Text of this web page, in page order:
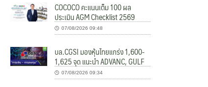
COCOCO คะแนนเต็ม 100 ผล
ประเมิน AGM Checklist 2569
07/08/2026 09:48
บล.CGSI มองหุ้นไทยแกร่ง 1,600-
1,625 จุด แนะนำ ADVANC, GULF
07/08/2026 09:34